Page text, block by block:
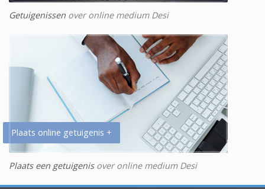
Getuigenissen over online medium Desi
Plaats online getuigenis +
Plaats een getuigenisover online medium Desi